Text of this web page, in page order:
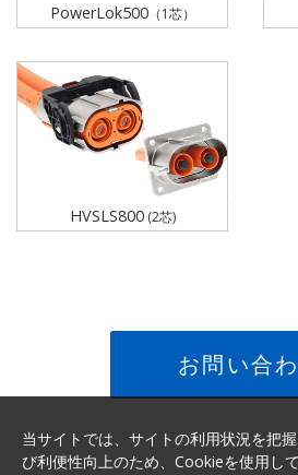
PowerLok500（1芯）
HVSLS800(2芯)
お問い合
当サイトでは、サイトの利用状況を把
び利便性向上のため、Cookieを使用して